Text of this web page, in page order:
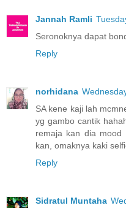
Jannah Ramli
Seronoknya dapat
Reply
norhidana
SA kene kaji lah
yg gambo cantik
remaja kan dia
kan, omaknya kaki
Reply
Sidratul Muntaha